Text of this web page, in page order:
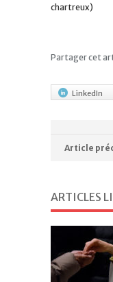
chartreux)
Partager cet
LinkedIn
Article
ARTICLES